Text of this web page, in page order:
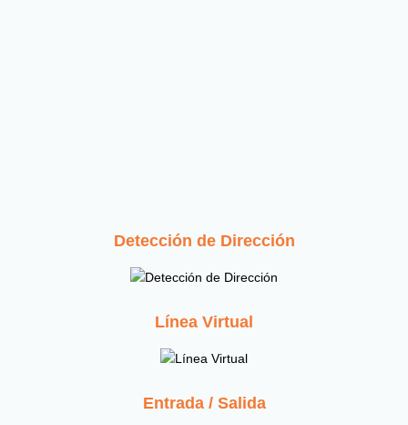
Detección de Dirección
Línea Virtual
Entrada / Salida